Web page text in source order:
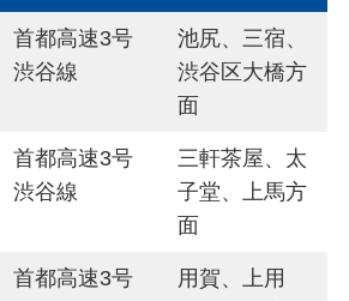
首都高速3号
渋谷線
池尻、三宿、
渋谷区大橋方
面
首都高速3号
渋谷線
三軒茶屋、太
子堂、上馬方
面
首都高速3号
用賀、上用